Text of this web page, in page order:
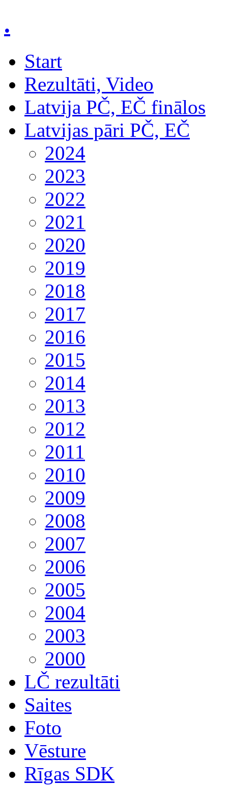
.
Start
Rezultāti, Video
Latvija PČ, EČ finālos
Latvijas pāri PČ, EČ
2024
2023
2022
2021
2020
2019
2018
2017
2016
2015
2014
2013
2012
2011
2010
2009
2008
2007
2006
2005
2004
2003
2000
LČ rezultāti
Saites
Foto
Vēsture
Rīgas SDK